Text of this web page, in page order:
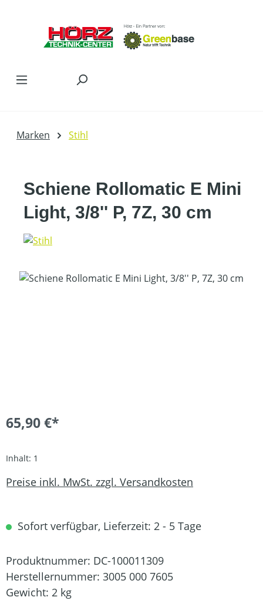
Marken Stihl
Schiene Rollomatic E Mini
Light, 3/8'' P, 7Z, 30 cm
Bildergalerie überspringen
65,90 €*
Inhalt: 1
Preise inkl. MwSt. zzgl. Versandkosten
Sofort verfügbar, Lieferzeit: 2 - 5 Tage
Produktnummer: DC-100011309
Herstellernummer: 3005 000 7605
Gewicht: 2 kg